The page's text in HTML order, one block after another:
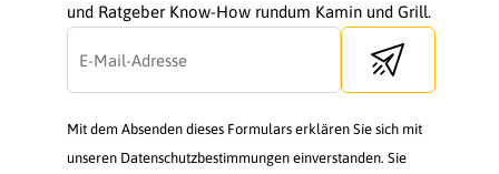
und Ratgeber Know-How rundum Kamin und Grill.
Send newsletter
Mit dem Absenden dieses Formulars erklären Sie sich mit
unseren Datenschutzbestimmungen einverstanden. Sie